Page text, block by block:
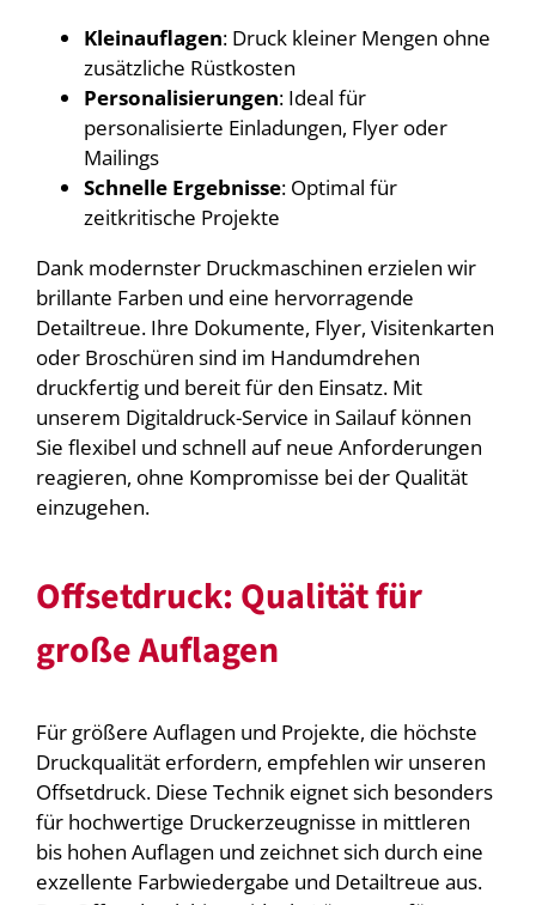
Kleinauflagen: Druck kleiner Mengen ohne
zusätzliche Rüstkosten
Personalisierungen: Ideal für
personalisierte Einladungen, Flyer oder
Mailings
Schnelle Ergebnisse: Optimal für
zeitkritische Projekte
Dank modernster Druckmaschinen erzielen wir
brillante Farben und eine hervorragende
Detailtreue. Ihre Dokumente, Flyer, Visitenkarten
oder Broschüren sind im Handumdrehen
druckfertig und bereit für den Einsatz. Mit
unserem Digitaldruck-Service in Sailauf können
Sie flexibel und schnell auf neue Anforderungen
reagieren, ohne Kompromisse bei der Qualität
einzugehen.
Offsetdruck: Qualität für
große Auflagen
Für größere Auflagen und Projekte, die höchste
Druckqualität erfordern, empfehlen wir unseren
Offsetdruck. Diese Technik eignet sich besonders
für hochwertige Druckerzeugnisse in mittleren
bis hohen Auflagen und zeichnet sich durch eine
exzellente Farbwiedergabe und Detailtreue aus.